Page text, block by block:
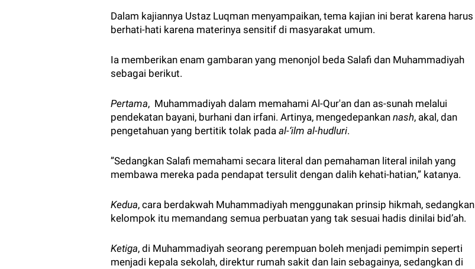
Dalam kajiannya Ustaz Luqman menyampaikan, tema kajian ini berat karena harus
berhati-hati karena materinya sensitif di masyarakat umum.
Ia memberikan enam gambaran yang menonjol beda Salafi dan Muhammadiyah
sebagai berikut.
Pertama, Muhammadiyah dalam memahami Al-Qur'an dan as-sunah melalui
pendekatan bayani, burhani dan irfani. Artinya, mengedepankan nash, akal, dan
pengetahuan yang bertitik tolak pada al-‘ilm al-hudluri.
”Sedangkan Salafi memahami secara literal dan pemahaman literal inilah yang
membawa mereka pada pendapat tersulit dengan dalih kehati-hatian,” katanya.
Kedua, cara berdakwah Muhammadiyah menggunakan prinsip hikmah, sedangkan
kelompok itu memandang semua perbuatan yang tak sesuai hadis dinilai bid’ah.
Ketiga, di Muhammadiyah seorang perempuan boleh menjadi pemimpin seperti
menjadi kepala sekolah, direktur rumah sakit dan lain sebagainya, sedangkan di